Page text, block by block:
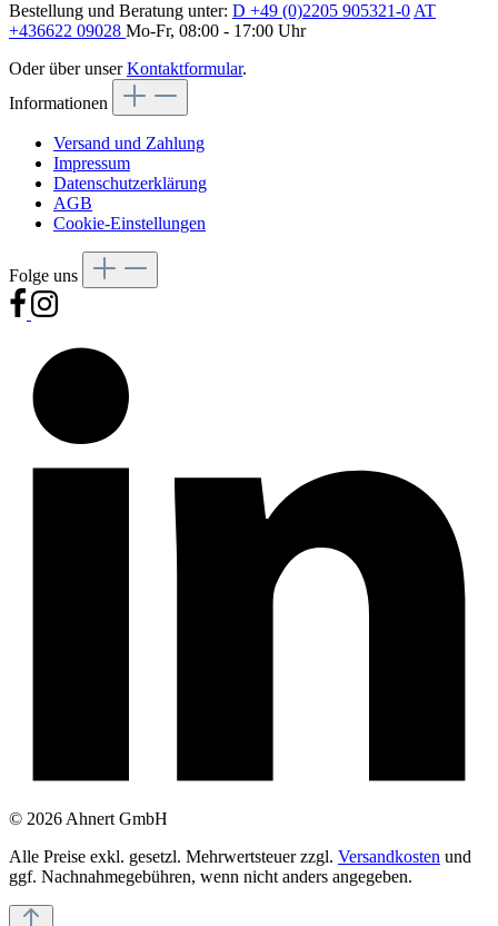
Bestellung und Beratung unter: D +49 (0)2205 905321-0 AT
+436622 09028 Mo-Fr, 08:00 - 17:00 Uhr
Oder über unserKontaktformular.
Informationen
Versand und Zahlung
Impressum
Datenschutzerklärung
AGB
Cookie-Einstellungen
Folge uns
© 2026 Ahnert GmbH
Alle Preise exkl. gesetzl. Mehrwertsteuer zzgl. Versandkosten und
ggf. Nachnahmegebühren, wenn nicht anders angegeben.